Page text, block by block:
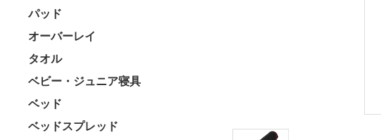
パッド
オーバーレイ
タオル
ベビー・ジュニア寝具
ベッド
ベッドスプレッド